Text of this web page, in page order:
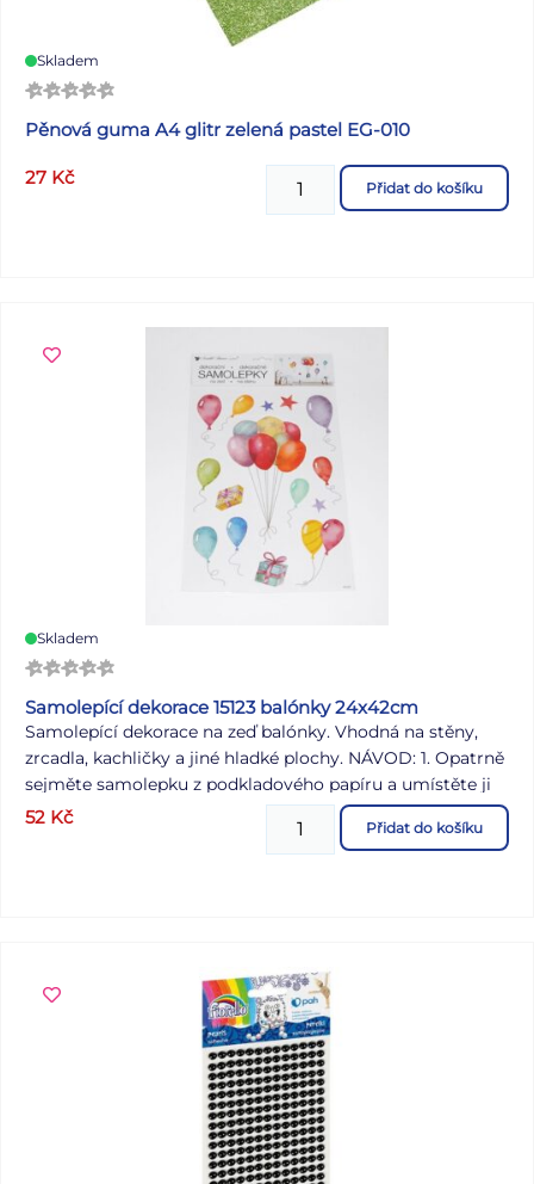
Skladem
Pěnová guma A4 glitr zelená pastel EG-010
27 Kč Přidat do košíku
Skladem
Samolepící dekorace 15123 balónky 24x42cm
Samolepící dekorace na zeď balónky. Vhodná na stěny,
zrcadla, kachličky a jiné hladké plochy. NÁVOD: 1. Opatrně
sejměte samolepku z podkladového papíru a umístěte ji
na zvolenou suchou a čistou plochu. 2. Vyhlaďte od středu
ke krajům. Uvedená cena je za 1 arch.
52 Kč Přidat do košíku